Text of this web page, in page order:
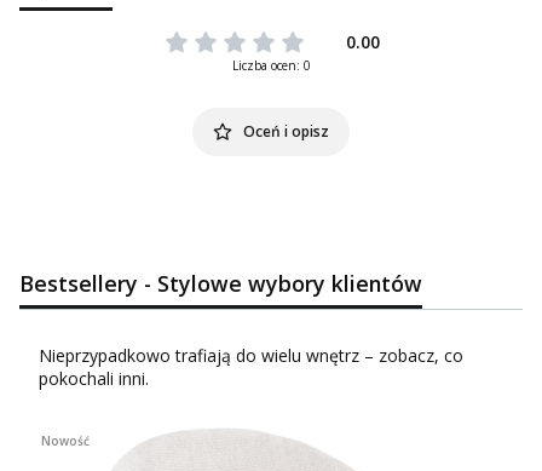
0.00
Liczba ocen: 0
Oceń i opisz
Bestsellery - Stylowe wybory klientów
Nieprzypadkowo trafiają do wielu wnętrz – zobacz, co
pokochali inni.
Nowość